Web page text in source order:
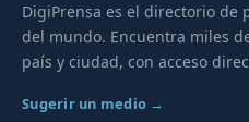
DigiPrensa es el directorio de
del mundo. Encuentra miles
país y ciudad, con acceso
Sugerir un medio →